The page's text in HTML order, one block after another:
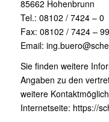
85662 Hohenbrunn
Tel.: 08102 / 7424 – 0
Fax: 08102 / 7424 – 99
Email:
Sie finden weitere
Angaben zu den
weitere
Internetseite: https://